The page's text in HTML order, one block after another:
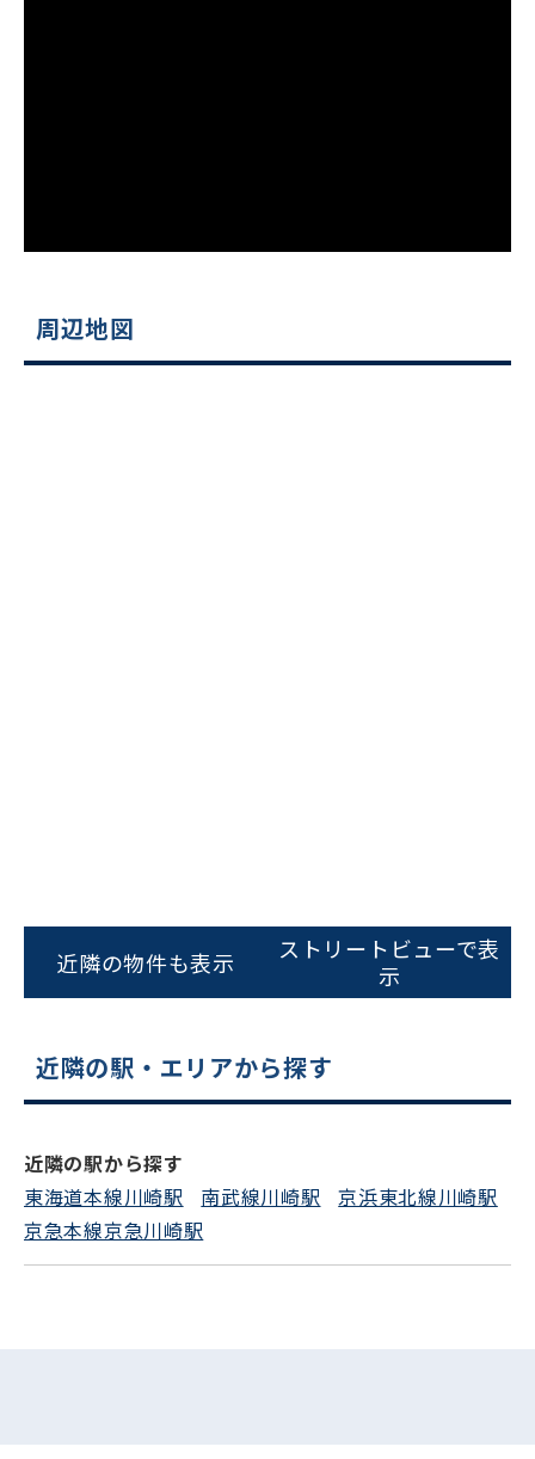
フォームでお問い合わせ
周辺地図
近隣の物件も表示
ストリートビューで表
示
近隣の駅・エリアから探す
近隣の駅から探す
東海道本線川崎駅
南武線川崎駅
京浜東北線川崎駅
京急本線京急川崎駅